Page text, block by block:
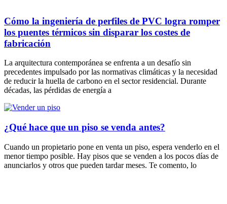
Cómo la ingeniería de perfiles de PVC logra romper
los puentes térmicos sin disparar los costes de
fabricación
La arquitectura contemporánea se enfrenta a un desafío sin
precedentes impulsado por las normativas climáticas y la necesidad
de reducir la huella de carbono en el sector residencial. Durante
décadas, las pérdidas de energía a
¿Qué hace que un piso se venda antes?
Cuando un propietario pone en venta un piso, espera venderlo en el
menor tiempo posible. Hay pisos que se venden a los pocos días de
anunciarlos y otros que pueden tardar meses. Te comento, lo